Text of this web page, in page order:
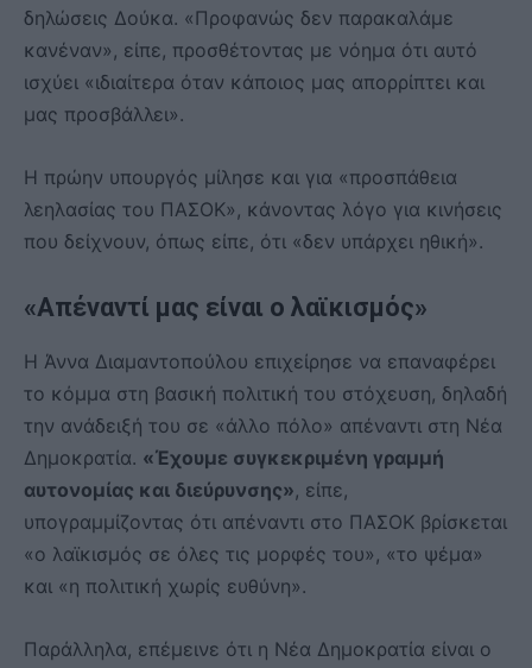
δηλώσεις Δούκα. «Προφανώς δεν παρακαλάμε
κανέναν», είπε, προσθέτοντας με νόημα ότι αυτό
ισχύει «ιδιαίτερα όταν κάποιος μας απορρίπτει και
μας προσβάλλει».
Η πρώην υπουργός μίλησε και για «προσπάθεια
λεηλασίας του ΠΑΣΟΚ», κάνοντας λόγο για κινήσεις
που δείχνουν, όπως είπε, ότι «δεν υπάρχει ηθική».
«Απέναντί μας είναι ο λαϊκισμός»
Η Άννα Διαμαντοπούλου επιχείρησε να επαναφέρει
το κόμμα στη βασική πολιτική του στόχευση, δηλαδή
την ανάδειξή του σε «άλλο πόλο» απέναντι στη Νέα
Δημοκρατία. «Έχουμε συγκεκριμένη γραμμή
αυτονομίας και διεύρυνσης», είπε,
υπογραμμίζοντας ότι απέναντι στο ΠΑΣΟΚ βρίσκεται
«ο λαϊκισμός σε όλες τις μορφές του», «το ψέμα»
και «η πολιτική χωρίς ευθύνη».
Παράλληλα, επέμεινε ότι η Νέα Δημοκρατία είναι ο